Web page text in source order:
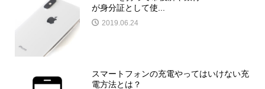
が身分証として使...
2019.06.24
スマートフォンの充電やってはいけない充
電方法とは？